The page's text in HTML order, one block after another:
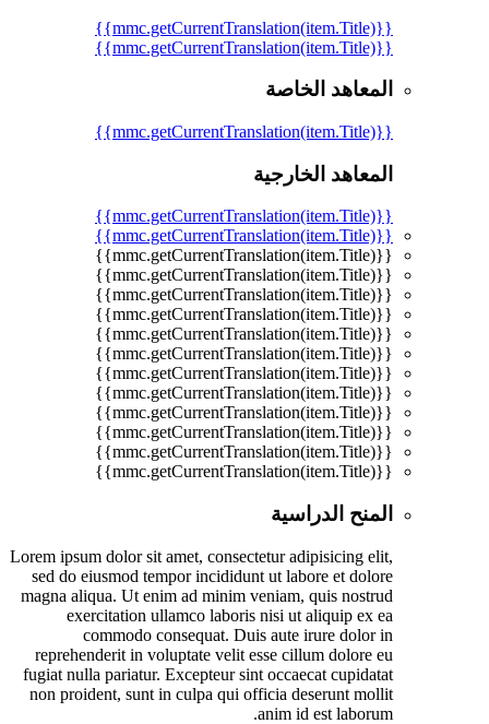
المعاهد الخاصة
المعاهد الخارجية
المنح الدراسية
Lorem ipsum dolor sit amet, consectetur adipisicing elit,
sed do eiusmod tempor incididunt ut labore et dolore
magna aliqua. Ut enim ad minim veniam, quis nostrud
exercitation ullamco laboris nisi ut aliquip ex ea
commodo consequat. Duis aute irure dolor in
reprehenderit in voluptate velit esse cillum dolore eu
fugiat nulla pariatur. Excepteur sint occaecat cupidatat
non proident, sunt in culpa qui officia deserunt mollit
anim id est laborum.